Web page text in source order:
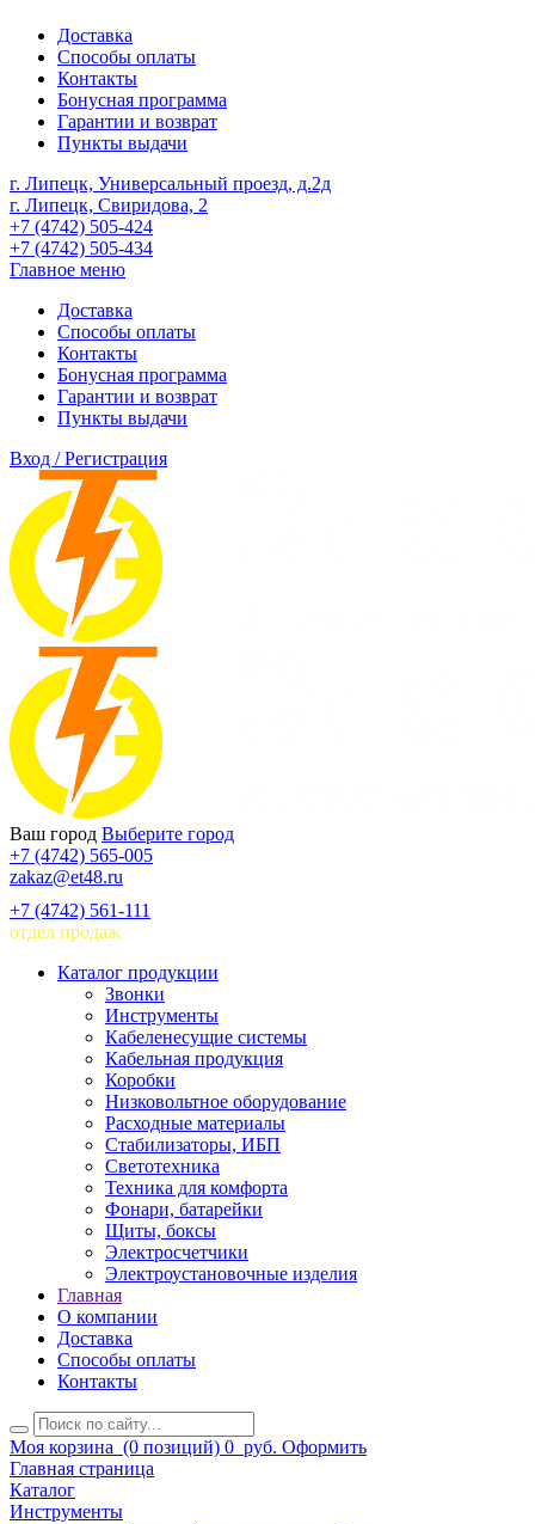
Доставка
Способы оплаты
Контакты
Бонусная программа
Гарантии и возврат
Пункты выдачи
г. Липецк, Универсальный проезд, д.2д
г. Липецк, Свиридова, 2
+7 (4742) 505-424
+7 (4742) 505-434
Главное меню
Доставка
Способы оплаты
Контакты
Бонусная программа
Гарантии и возврат
Пункты выдачи
Вход / Регистрация
Ваш город Выберите город
+7 (4742) 565-005
zakaz@et48.ru
+7 (4742) 561-111
отдел продаж
Каталог продукции
Звонки
Инструменты
Кабеленесущие системы
Кабельная продукция
Коробки
Низковольтное оборудование
Расходные материалы
Стабилизаторы, ИБП
Светотехника
Техника для комфорта
Фонари, батарейки
Щиты, боксы
Электросчетчики
Электроустановочные изделия
Главная
О компании
Доставка
Способы оплаты
Контакты
Моя корзина (0 позиций) 0 руб. Оформить
Главная страница
Каталог
Инструменты